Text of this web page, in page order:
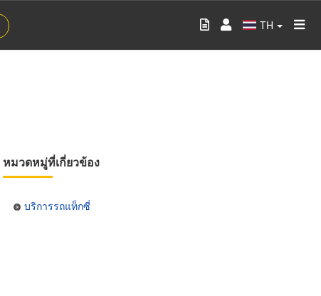
TH
หมวดหมู่ที่เกี่ยวข้อง
บริการรถแท็กซี่